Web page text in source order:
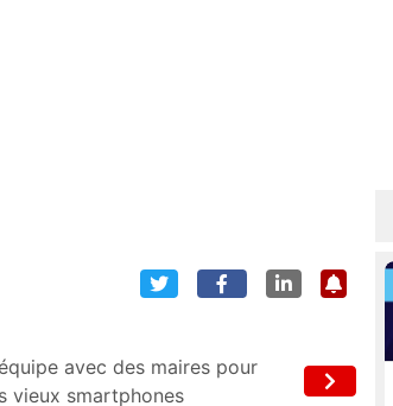
avec des maires pour
vieux smartphones